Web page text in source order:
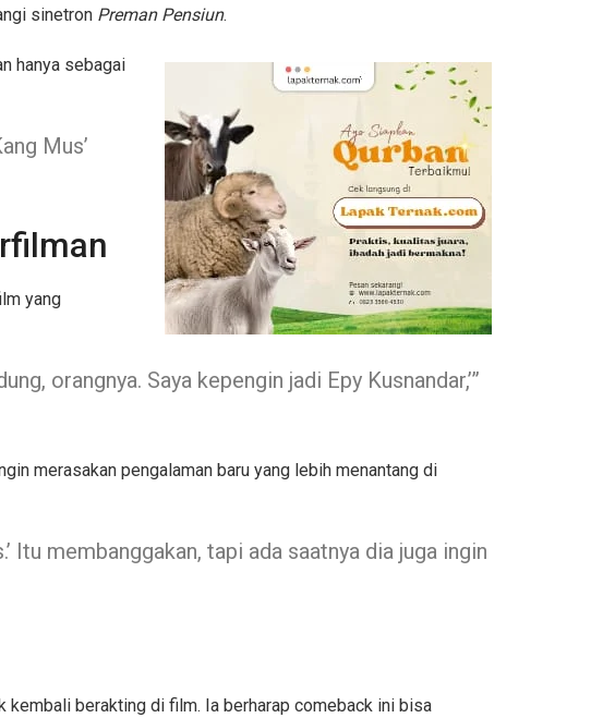
sinetron Preman Pensiun.
hanya sebagai
Mus’
yang
orangnya. Saya kepengin jadi Epy Kusnandar,’”
merasakan pengalaman baru yang lebih menantang di
Itu membanggakan, tapi ada saatnya dia juga ingin
kembali berakting di film. Ia berharap comeback ini bisa